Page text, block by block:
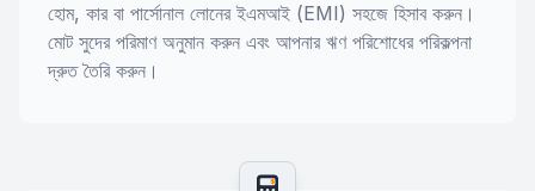
হোম, কার বা পার্সোনাল লোনের ইএমআই (EMI) সহজে হিসাব করুন।
মোট সুদের পরিমাণ অনুমান করুন এবং আপনার ঋণ পরিশোধের পরিকল্পনা
দ্রুত তৈরি করুন।
$